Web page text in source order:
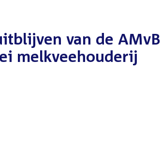
van de AMvB
melkveehouderij